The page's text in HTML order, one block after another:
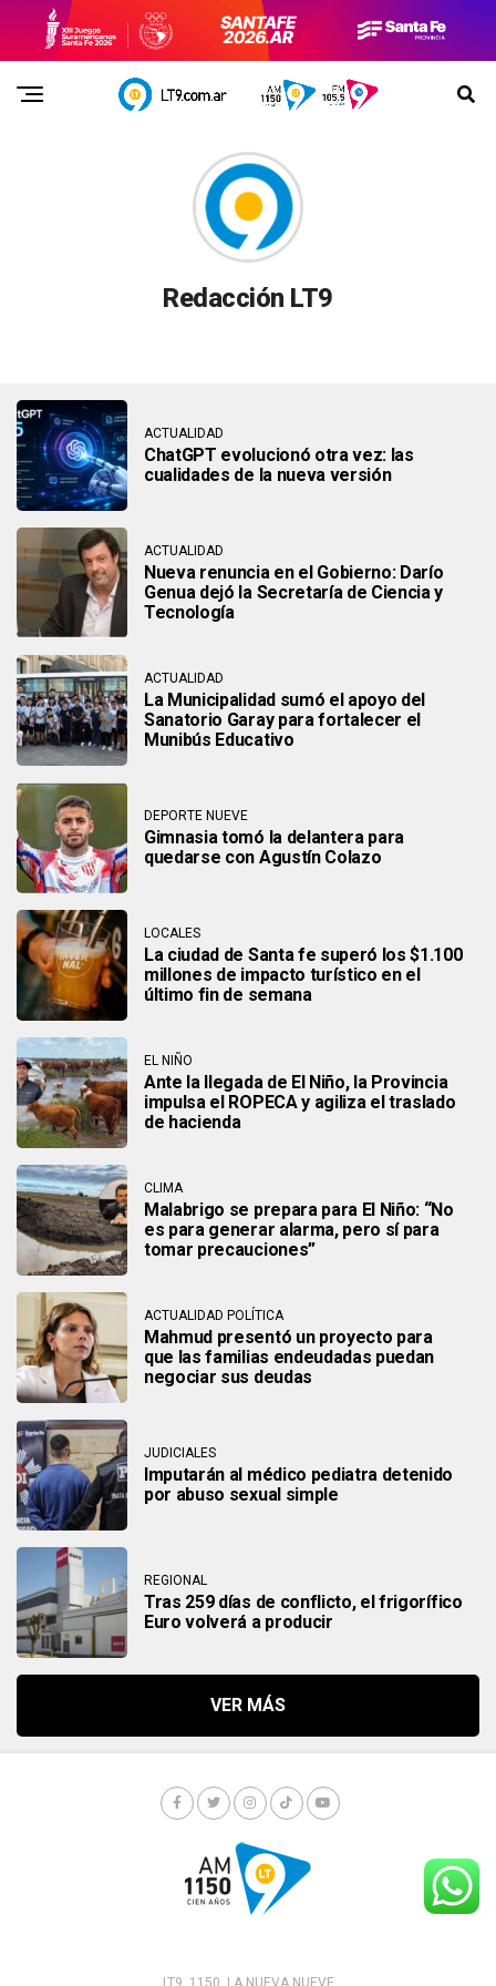
Redacción LT9
ACTUALIDAD
ChatGPT evolucionó otra vez: las
cualidades de la nueva versión
ACTUALIDAD
Nueva renuncia en el Gobierno: Darío
Genua dejó la Secretaría de Ciencia y
Tecnología
ACTUALIDAD
La Municipalidad sumó el apoyo del
Sanatorio Garay para fortalecer el
Munibús Educativo
DEPORTE NUEVE
Gimnasia tomó la delantera para
quedarse con Agustín Colazo
LOCALES
La ciudad de Santa fe superó los $1.100
millones de impacto turístico en el
último fin de semana
EL NIÑO
Ante la llegada de El Niño, la Provincia
impulsa el ROPECA y agiliza el traslado
de hacienda
CLIMA
Malabrigo se prepara para El Niño: “No
es para generar alarma, pero sí para
tomar precauciones”
ACTUALIDAD POLÍTICA
Mahmud presentó un proyecto para
que las familias endeudadas puedan
negociar sus deudas
JUDICIALES
Imputarán al médico pediatra detenido
por abuso sexual simple
REGIONAL
Tras 259 días de conflicto, el frigorífico
Euro volverá a producir